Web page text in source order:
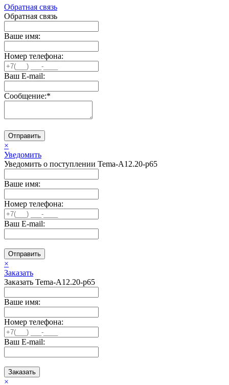
Обратная связь
Обратная связь
Ваше имя:
Номер телефона:
Ваш E-mail:
Сообщение:*
Отправить
×
Уведомить
Уведомить о поступлении Tema-A12.20-p65
Ваше имя:
Номер телефона:
Ваш E-mail:
Отправить
×
Заказать
Заказать Tema-A12.20-p65
Ваше имя:
Номер телефона:
Ваш E-mail:
Заказать
×